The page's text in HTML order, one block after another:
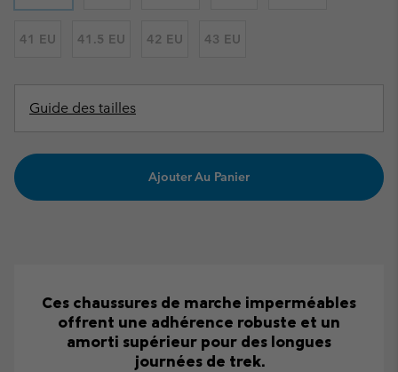
41 EU 41.5 EU 42 EU 43 EU
Guide des tailles
Ajouter Au Panier
Ces chaussures de marche imperméables
offrent une adhérence robuste et un
amorti supérieur pour des longues
journées de trek.